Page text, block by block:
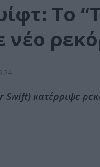
Το
νέο
Swift) κατέρριψε